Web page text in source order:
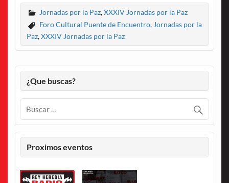
Jornadas por la Paz,XXXIV Jornadas por la Paz
Foro Cultural Puente de Encuentro, Jornadas por la
Paz,XXXIV Jornadas por la Paz
¿Que buscas?
Proximos eventos